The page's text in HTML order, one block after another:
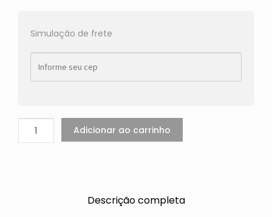
Simulação de frete
Adicionar ao carrinho
Descrição completa